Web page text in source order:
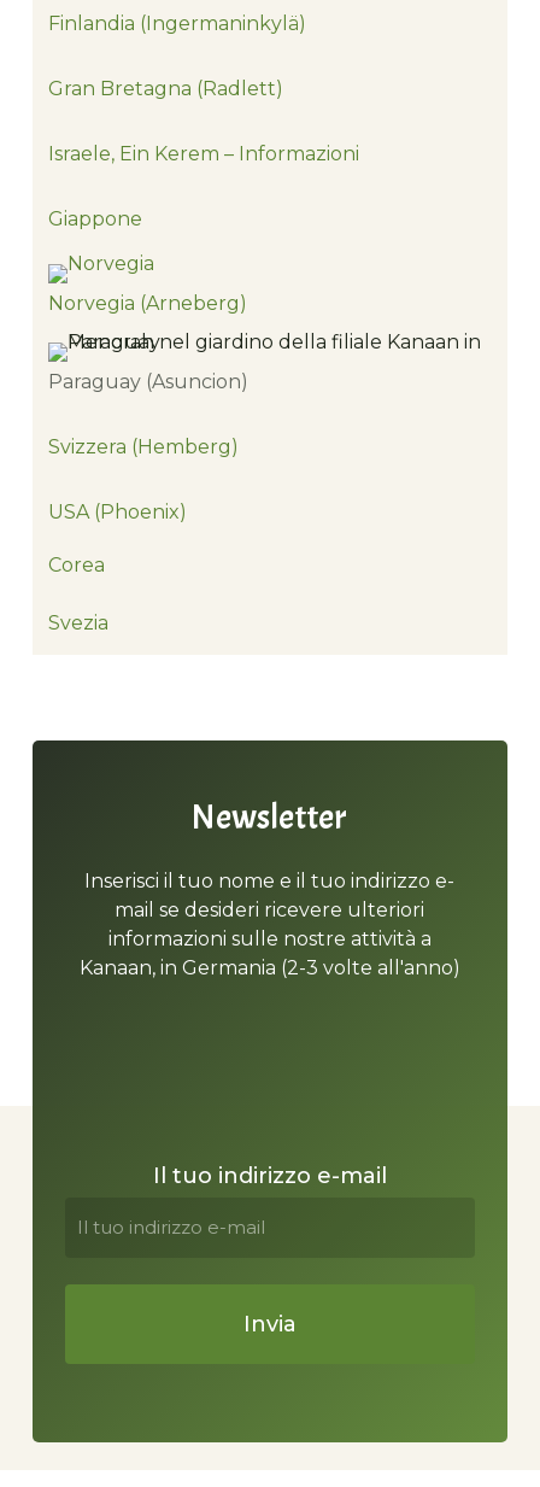
Finlandia (Ingermaninkylä)
Gran Bretagna (Radlett)
Israele, Ein Kerem – Informazioni
Giappone
Norvegia (Arneberg)
Paraguay (Asuncion)
Svizzera (Hemberg)
USA (Phoenix)
Corea
Svezia
Newsletter
Inserisci il tuo nome e il tuo indirizzo e-
mail se desideri ricevere ulteriori
informazioni sulle nostre attività a
Kanaan, in Germania (2-3 volte all'anno)
Il tuo indirizzo e-mail